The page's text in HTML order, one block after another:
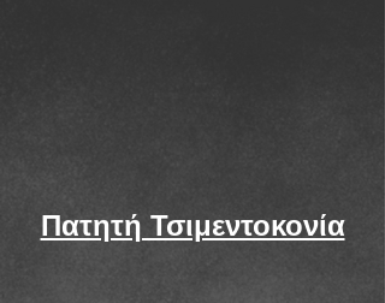
Πατητή Τσιμεντοκονία